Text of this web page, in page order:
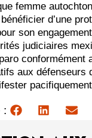
femme
d’une
son
judiciaires
conformément
aux défenseurs
: